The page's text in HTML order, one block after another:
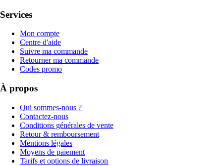
Services
Mon compte
Centre d'aide
Suivre ma commande
Retourner ma commande
Codes promo
À propos
Qui sommes-nous ?
Contactez-nous
Conditions générales de vente
Retour & remboursement
Mentions légales
Moyens de paiement
Tarifs et options de livraison